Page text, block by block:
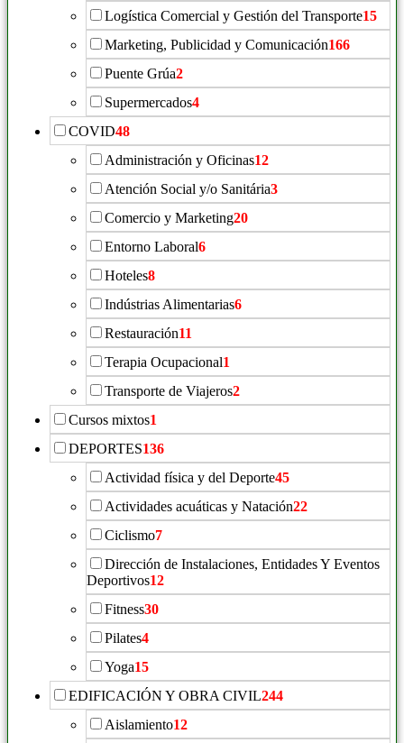
Logística Comercial y Gestión del Transporte15
Marketing, Publicidad y Comunicación166
Puente Grúa2
Supermercados4
COVID48
Administración y Oficinas12
Atención Social y/o Sanitária3
Comercio y Marketing20
Entorno Laboral6
Hoteles8
Indústrias Alimentarias6
Restauración11
Terapia Ocupacional1
Transporte de Viajeros2
Cursos mixtos1
DEPORTES136
Actividad física y del Deporte45
Actividades acuáticas y Natación22
Ciclismo7
Dirección de Instalaciones, Entidades Y Eventos
Deportivos12
Fitness30
Pilates4
Yoga15
EDIFICACIÓN Y OBRA CIVIL244
Aislamiento12